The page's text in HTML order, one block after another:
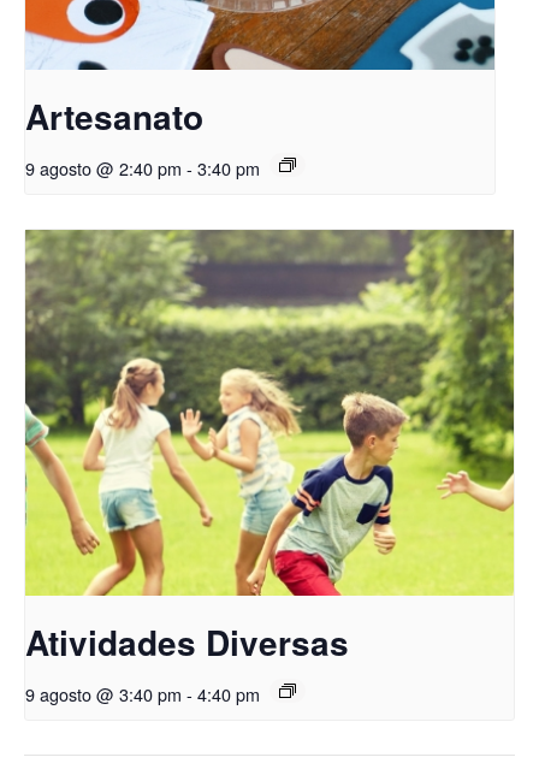
Artesanato
9 agosto @ 2:40 pm - 3:40 pm
Atividades Diversas
9 agosto @ 3:40 pm - 4:40 pm